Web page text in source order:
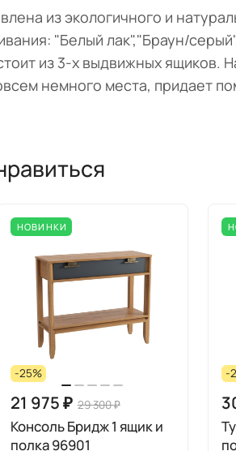
из экологичного и
"Белый лак","Браун/
из 3-х выдвижных
немного места, придает
НОВИНКИ
-25%
21 975 ₽ 29 300 ₽
Консоль Бридж 1 ящик и
полка 96901
-